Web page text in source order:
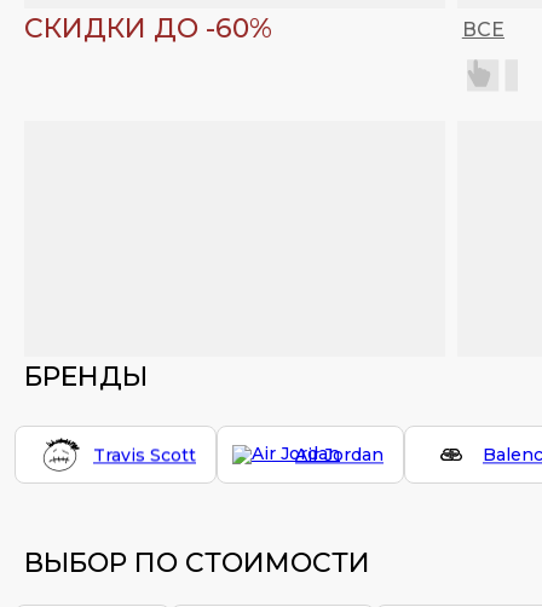
СКИДКИ ДО -60% ВСЕ
БРЕНДЫ
Travis Scott Air Jordan
ВЫБОР ПО СТОИМОСТИ